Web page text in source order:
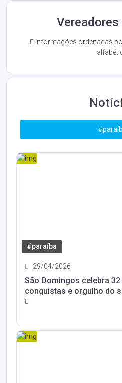
Informações ordenadas
#paraíba
29/04/2026
São Domingos celebra
conquistas e orgulho do